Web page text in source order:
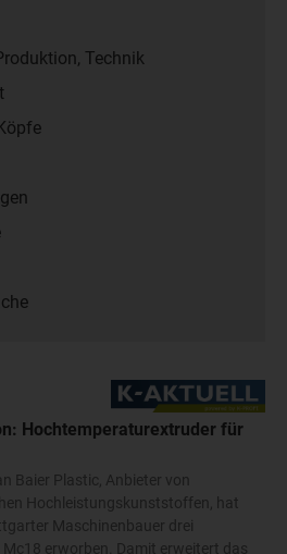
Technik
Hochtemperaturextruder für
Baier Plastic, Anbieter von
Hochleistungskunststoffen, hat
Maschinenbauer drei
erworben. Damit erweitert das